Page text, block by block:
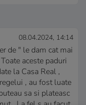
08.04.2024, 14:14
de " le dam cat mai
aceste paduri
la Casa Real ,
, au fost luate
sa si plateasc